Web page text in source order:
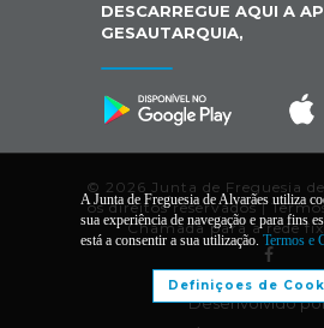
DESCARREGUE AQUI A
GESAUTARQUIA,
© 2026 Junta de Freguesia
os direitos reservados |
Chamada para a rede
Desenvolvido
A Junta de Freguesia de Alvarães utiliza
sua experiência de navegação e para fins
está a consentir a sua utilização. Termos e
Definiçoes de